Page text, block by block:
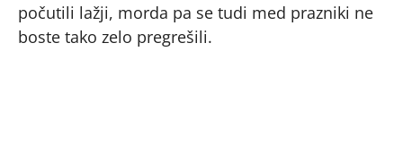
počutili lažji, morda pa se tudi med prazniki ne
boste tako zelo pregrešili.